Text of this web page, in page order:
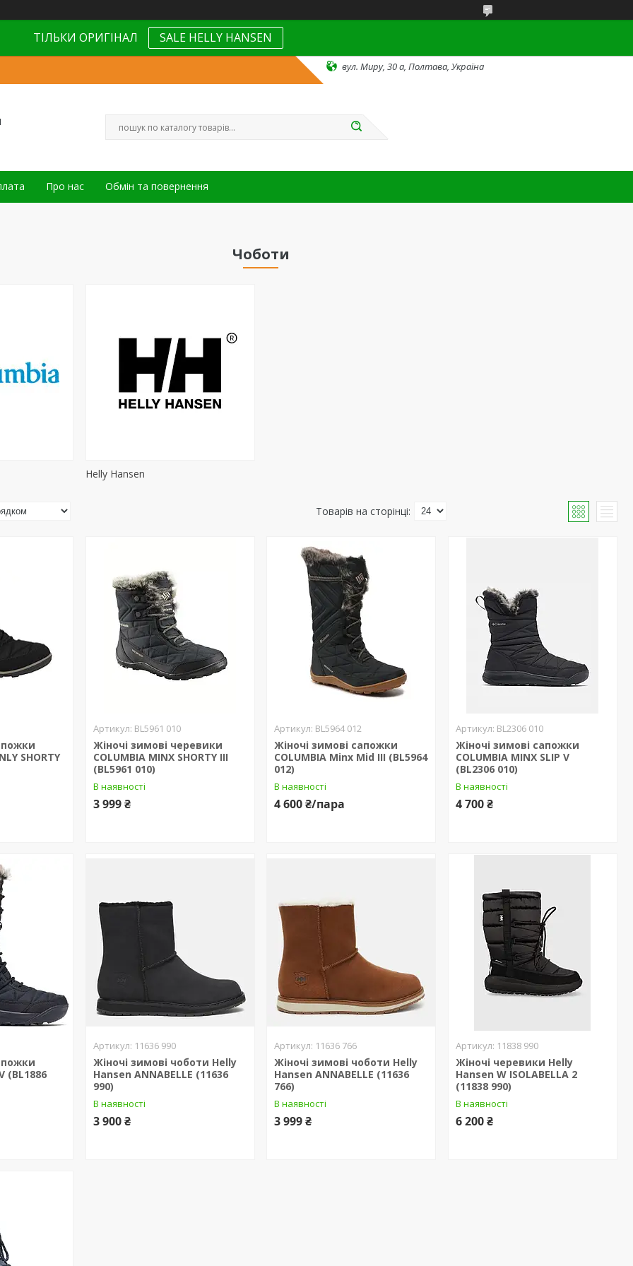
ТІЛЬКИ ОРИГІНАЛ SALE HELLY HANSEN
вул. Миру, 30 а, Полтава, Україна
Про нас Обмін та повернення
Чоботи
Helly Hansen
SHORTY
BL5961 010
Жіночі зимові черевики
COLUMBIA MINX SHORTY III
(BL5961 010)
В наявності
3 999 ₴
BL5964 012
Жіночі зимові сапожки
COLUMBIA Minx Mid III (BL5964
012)
В наявності
4 600 ₴/пара
BL2306 010
Жіночі зимові сапожки
COLUMBIA MINX SLIP V
(BL2306 010)
В наявності
4 700 ₴
(BL1886
11636 990
Жіночі зимові чоботи Helly
Hansen ANNABELLE (11636
990)
В наявності
3 900 ₴
11636 766
Жіночі зимові чоботи Helly
Hansen ANNABELLE (11636
766)
В наявності
3 999 ₴
11838 990
Жіночі черевики Helly
Hansen W ISOLABELLA 2
(11838 990)
В наявності
6 200 ₴